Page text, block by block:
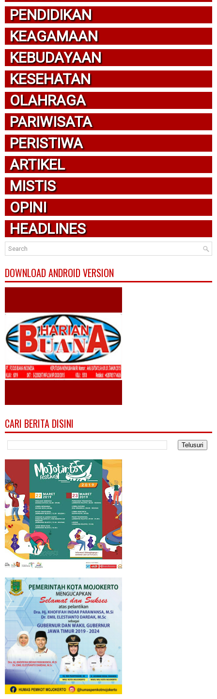
PENDIDIKAN
KEAGAMAAN
KEBUDAYAAN
KESEHATAN
OLAHRAGA
PARIWISATA
PERISTIWA
ARTIKEL
MISTIS
OPINI
HEADLINES
DOWNLOAD ANDROID VERSION
CARI BERITA DISINI